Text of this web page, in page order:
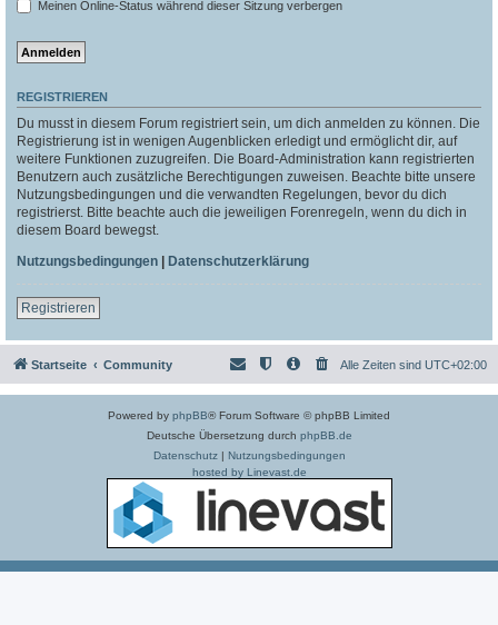
Meinen Online-Status während dieser Sitzung verbergen
REGISTRIEREN
Du musst in diesem Forum registriert sein, um dich anmelden zu können. Die
Registrierung ist in wenigen Augenblicken erledigt und ermöglicht dir, auf
weitere Funktionen zuzugreifen. Die Board-Administration kann registrierten
Benutzern auch zusätzliche Berechtigungen zuweisen. Beachte bitte unsere
Nutzungsbedingungen und die verwandten Regelungen, bevor du dich
registrierst. Bitte beachte auch die jeweiligen Forenregeln, wenn du dich in
diesem Board bewegst.
Nutzungsbedingungen | Datenschutzerklärung
Registrieren
Startseite Community Alle Zeiten sind UTC+02:00
Powered by phpBB® Forum Software © phpBB Limited
Deutsche Übersetzung durch phpBB.de
Datenschutz| Nutzungsbedingungen
hosted by Linevast.de